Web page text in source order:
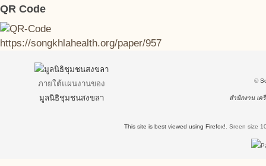
QR Code
https://songkhlahealth.org/paper/957
ภายใต้แผนงานของ
มูลนิธิชุมชนสงขลา
©
สำนักงาน เค
This site is best viewed using Firefox! Sreen size